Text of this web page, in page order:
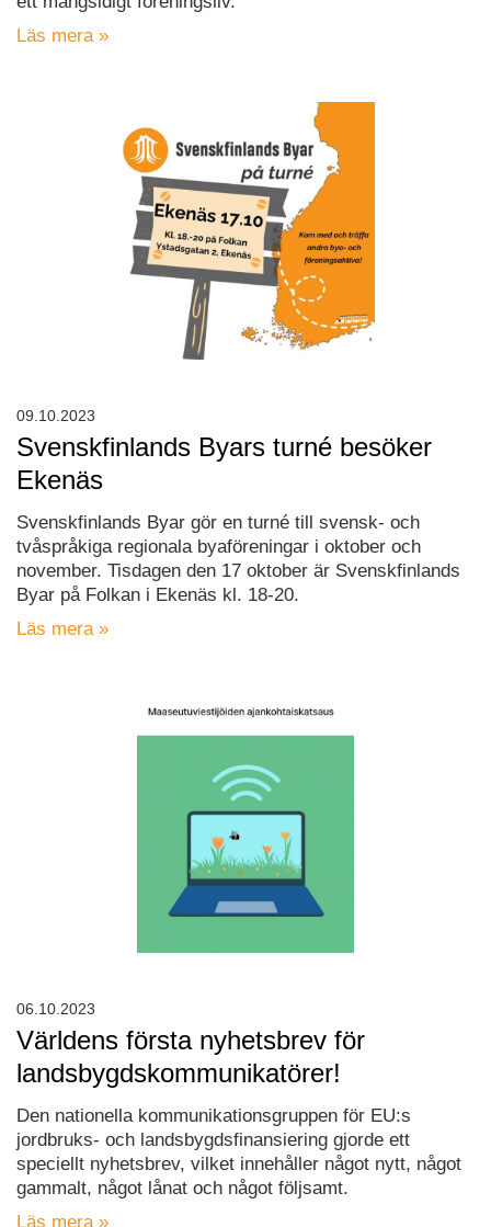
Läs mera »
Svenskfinlands Byars turné besöker
Ekenäs
Svenskfinlands Byar gör en turné till svensk- och
tvåspråkiga regionala byaföreningar i oktober och
november. Tisdagen den 17 oktober är Svenskfinlands
Byar på Folkan i Ekenäs kl. 18-20.
Läs mera »
09.10.2023
Världens första nyhetsbrev för
landsbygdskommunikatörer!
Den nationella kommunikationsgruppen för EU:s
jordbruks- och landsbygdsfinansiering gjorde ett
speciellt nyhetsbrev, vilket innehåller något nytt, något
gammalt, något lånat och något följsamt.
Läs mera »
06.10.2023